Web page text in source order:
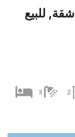
3 2